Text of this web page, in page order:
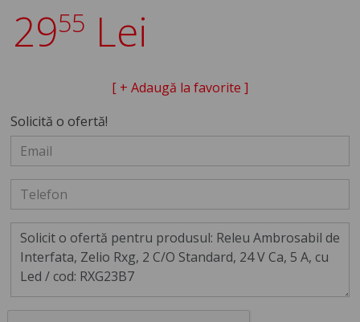
2955 Lei
[ + Adaugă la favorite ]
Solicită o ofertă!